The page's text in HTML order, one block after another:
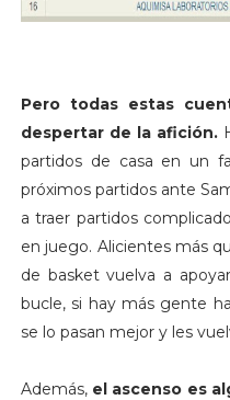
Pero todas estas
despertar de la afición.
partidos de casa en un
próximos partidos ante
a traer partidos
en juego. Alicientes más
de basket vuelva a
bucle, si hay más gente
se lo pasan mejor y les
Además,el ascenso es